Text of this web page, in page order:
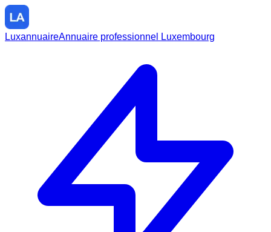
LuxannuaireAnnuaire professionnel Luxembourg